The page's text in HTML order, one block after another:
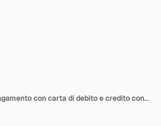
Un'icona 3D per il pagamento con carta di debito e credito con il numero